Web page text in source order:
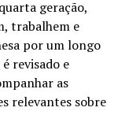
geração,
trabalhem e
por um longo
revisado e
as
relevantes sobre